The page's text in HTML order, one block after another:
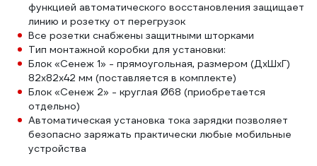
функцией автоматического восстановления защищает
линию и розетку от перегрузок
Все розетки снабжены защитными шторками
Тип монтажной коробки для установки:
Блок «Сенеж 1» - прямоугольная, размером (ДхШхГ)
82х82х42 мм (поставляется в комплекте)
Блок «Сенеж 2» - круглая Ø68 (приобретается
отдельно)
Автоматическая установка тока зарядки позволяет
безопасно заряжать практически любые мобильные
устройства